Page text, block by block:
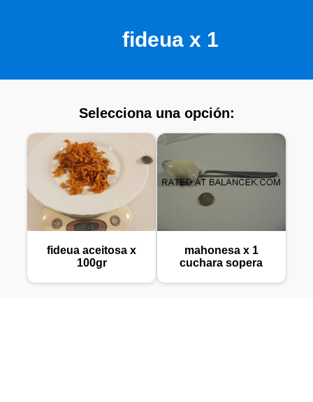
fideua x 1
Selecciona una opción:
fideua aceitosa x
100gr
mahonesa x 1
cuchara sopera